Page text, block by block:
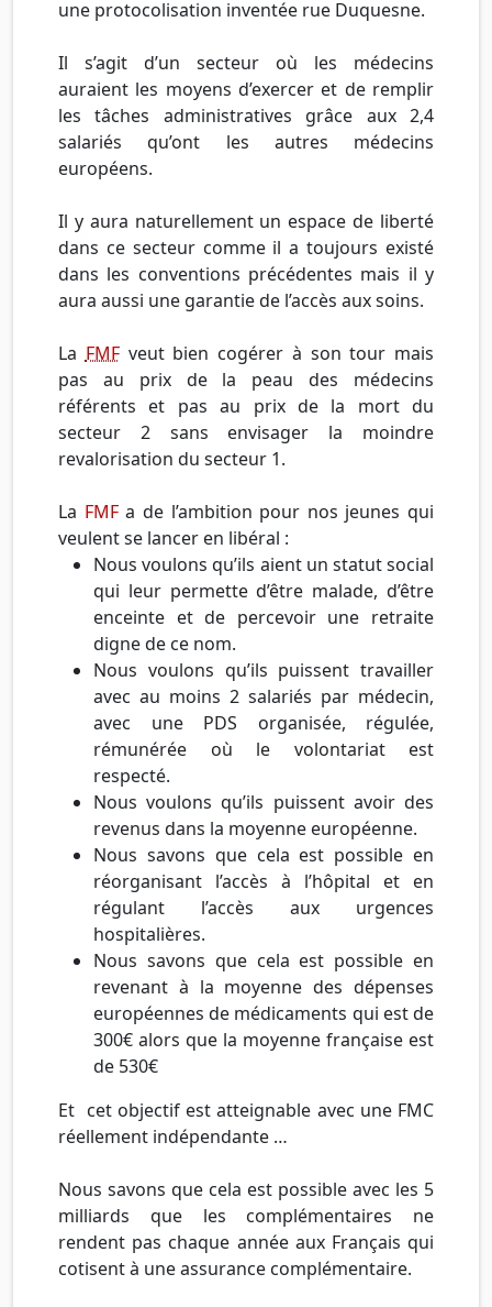
une protocolisation inventée rue Duquesne.
Il s’agit d’un secteur où les médecins
auraient les moyens d’exercer et de remplir
les tâches administratives grâce aux 2,4
salariés qu’ont les autres médecins
européens.
Il y aura naturellement un espace de liberté
dans ce secteur comme il a toujours existé
dans les conventions précédentes mais il y
aura aussi une garantie de l’accès aux soins.
La FMFveut bien cogérer à son tour mais
pas au prix de la peau des médecins
référents et pas au prix de la mort du
secteur 2 sans envisager la moindre
revalorisation du secteur 1.
La FMFa de l’ambition pour nos jeunes qui
veulent se lancer en libéral :
Nous voulons qu’ils aient un statut social
qui leur permette d’être malade, d’être
enceinte et de percevoir une retraite
digne de ce nom.
Nous voulons qu’ils puissent travailler
avec au moins 2 salariés par médecin,
avec une PDS organisée, régulée,
rémunérée où le volontariat est
respecté.
Nous voulons qu’ils puissent avoir des
revenus dans la moyenne européenne.
Nous savons que cela est possible en
réorganisant l’accès à l’hôpital et en
régulant l’accès aux urgences
hospitalières.
Nous savons que cela est possible en
revenant à la moyenne des dépenses
européennes de médicaments qui est de
300€ alors que la moyenne française est
de 530€
Et cet objectif est atteignable avec une FMC
réellement indépendante …
Nous savons que cela est possible avec les 5
milliards que les complémentaires ne
rendent pas chaque année aux Français qui
cotisent à une assurance complémentaire.